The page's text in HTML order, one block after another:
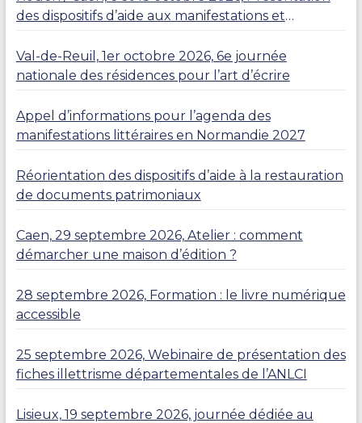
des dispositifs d’aide aux manifestations et
Val-de-Reuil, 1er octobre 2026, 6e journée
nationale des résidences pour l’art d’écrire
Appel d’informations pour l’agenda des
manifestations littéraires en Normandie 2027
Réorientation des dispositifs d’aide à la restauration
de documents patrimoniaux
Caen, 29 septembre 2026, Atelier : comment
démarcher une maison d’édition ?
28 septembre 2026, Formation : le livre numérique
accessible
25 septembre 2026, Webinaire de présentation des
fiches illettrisme départementales de l’ANLCI
Lisieux, 19 septembre 2026, journée dédiée au